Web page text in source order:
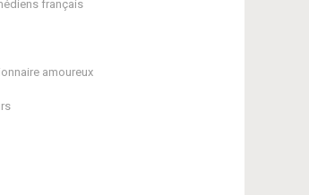
français
amoureux